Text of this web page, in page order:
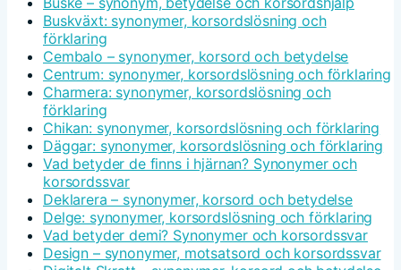
Buskväxt: synonymer, korsordslösning och
förklaring
Cembalo – synonymer, korsord och betydelse
Centrum: synonymer, korsordslösning och förklaring
Charmera: synonymer, korsordslösning och
förklaring
Chikan: synonymer, korsordslösning och förklaring
Däggar: synonymer, korsordslösning och förklaring
Vad betyder de finns i hjärnan? Synonymer och
korsordssvar
Deklarera – synonymer, korsord och betydelse
Delge: synonymer, korsordslösning och förklaring
Vad betyder demi? Synonymer och korsordssvar
Design – synonymer, motsatsord och korsordssvar